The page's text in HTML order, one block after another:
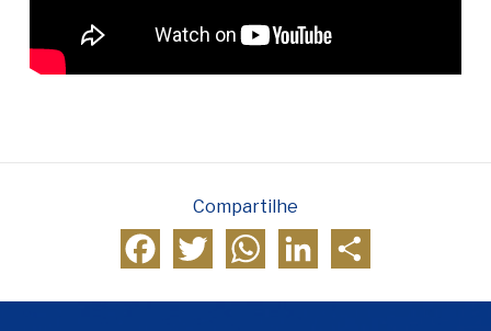
Compartilhe
FacebookTwitter WhatsAppLinkedIn